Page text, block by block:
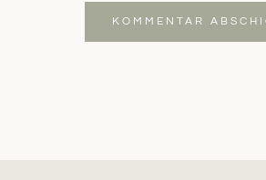
KOMMENTAR